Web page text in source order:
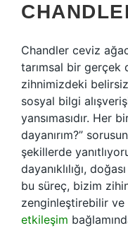
Chandler ceviz
tarımsal bir gerçek
zihnimizdeki
sosyal bilgi
yansımasıdır. Her
dayanırım?”
şekillerde
dayanıklılığı,
bu süreç, bizim
zenginleştirebilir ve
etkileşim